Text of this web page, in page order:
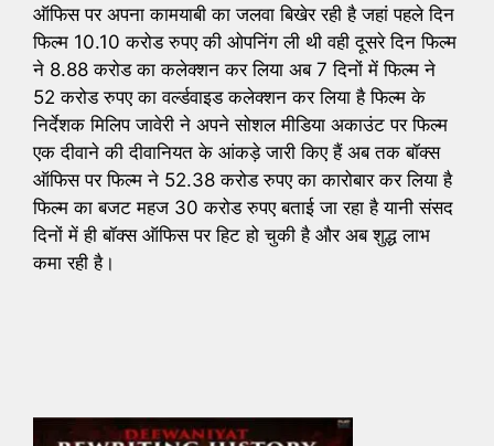
ऑफिस पर अपना कामयाबी का जलवा बिखेर रही है जहां पहले दिन
फिल्म 10.10 करोड रुपए की ओपनिंग ली थी वही दूसरे दिन फिल्म
ने 8.88 करोड का कलेक्शन कर लिया अब 7 दिनों में फिल्म ने
52 करोड रुपए का वर्ल्डवाइड कलेक्शन कर लिया है फिल्म के
निर्देशक मिलिप जावेरी ने अपने सोशल मीडिया अकाउंट पर फिल्म
एक दीवाने की दीवानियत के आंकड़े जारी किए हैं अब तक बॉक्स
ऑफिस पर फिल्म ने 52.38 करोड रुपए का कारोबार कर लिया है
फिल्म का बजट महज 30 करोड रुपए बताई जा रहा है यानी संसद
दिनों में ही बॉक्स ऑफिस पर हिट हो चुकी है और अब शुद्ध लाभ
कमा रही है।